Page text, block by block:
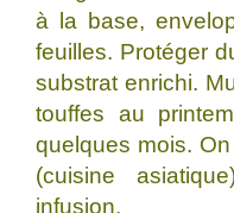
à la base,
feuilles. Protéger
substrat enrichi.
touffes au
quelques mois.
(cuisine
infusion.